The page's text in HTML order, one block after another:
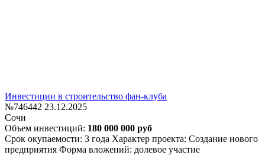
Инвестиции в строительство фан-клуба
№746442 23.12.2025
Сочи
Объем инвестиций: 180 000 000 руб
Срок окупаемости: 3 года Характер проекта: Создание нового
предприятия Форма вложений: долевое участие